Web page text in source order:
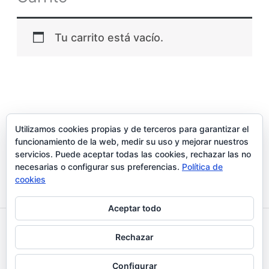
Tu carrito está vacío.
Aviso legal y Politica de privacidad
Política de cookies
Utilizamos cookies propias y de terceros para garantizar el
funcionamiento de la web, medir su uso y mejorar nuestros
servicios. Puede aceptar todas las cookies, rechazar las no
necesarias o configurar sus preferencias. Política de
cookies
Aceptar todo
Rechazar
Configurar